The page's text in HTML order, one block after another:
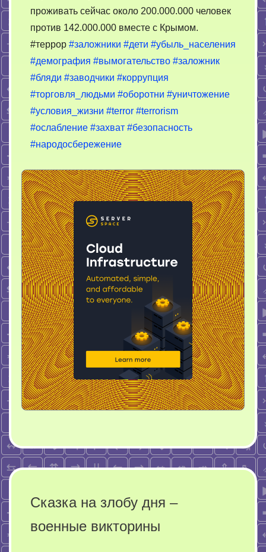
проживать сейчас около 200.000.000 человек
против 142.000.000 вместе с Крымом.
#террор #заложники #дети #убыль_населения
#демография #вымогательство #заложник
#бляди #заводчики #коррупция
#торговля_людьми #оборотни #уничтожение
#условия_жизни #terror #terrorism
#ослабление #захват #безопасность
#народосбережение
Сказка на злобу дня –
военные викторины